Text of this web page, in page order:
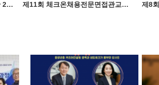
제10회 대구_채용전문면접관 2급 자격과정 성료 ♥ 제11회 체크온채용전문면접관교육 민간자격과정